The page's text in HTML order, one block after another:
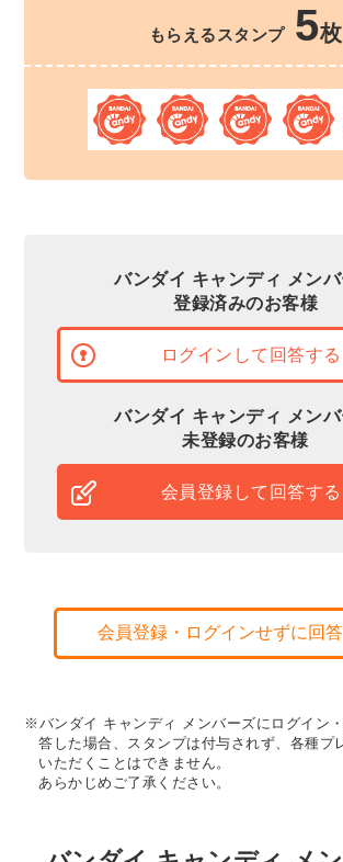
もらえるスタンプ 5枚
バンダイ キャンディ メン
登録済みのお客様
ログインして回答する
バンダイ キャンディ メン
未登録のお客様
会員登録して回答する
会員登録・ログインせずに回
※バンダイ キャンディ メンバーズにログイン
答した場合、スタンプは付与されず、各種プ
いただくことはできません。
あらかじめご了承ください。